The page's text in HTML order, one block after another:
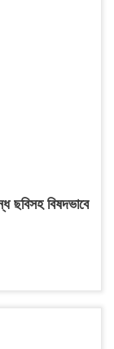
ছবিসহ বিষদভাবে